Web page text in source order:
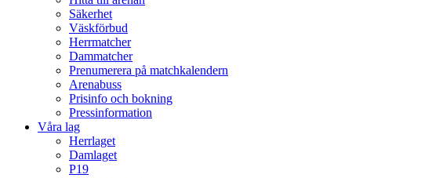
Säkerhet
Väskförbud
Herrmatcher
Dammatcher
Prenumerera på matchkalendern
Arenabuss
Prisinfo och bokning
Pressinformation
Våra lag
Herrlaget
Damlaget
P19